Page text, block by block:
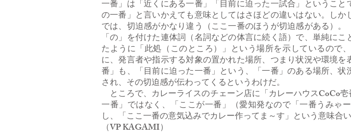
一番」は「近くにある一番」「目前に迫った一試合」というこ
の一番」と言いかえても意味としてはさほどの違いはない。し
では、切迫感がかなり違う（ここ一番のほうが切迫感がある）
「の」を付けた連体詞（名詞などの体言に続く語）で、単純に
たように「此処（このところ）」という場所を示しているので
に、発言者や指示する対象の置かれた場所、つまり状況や環境
番」も、「目前に迫った一番」という、「一番」のある場所、
され、その切迫感が伝わってくるというわけだ。
ところで、カレーライスのチェーン店に「カレーハウスCoCo
一番」ではなく、「ここが一番」（愛知発なので「一番うみゃ
し、「ここ一番の意気込みでカレー作ってま～す」という意味合
​（VP KAGAMI）